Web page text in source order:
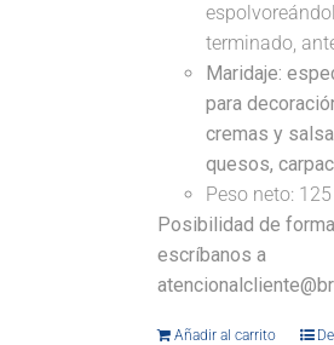
terminado,
Maridaje:
para
cremas y
quesos,
Peso neto:
Posibilidad de
escríbanos a
Añadir al carrito